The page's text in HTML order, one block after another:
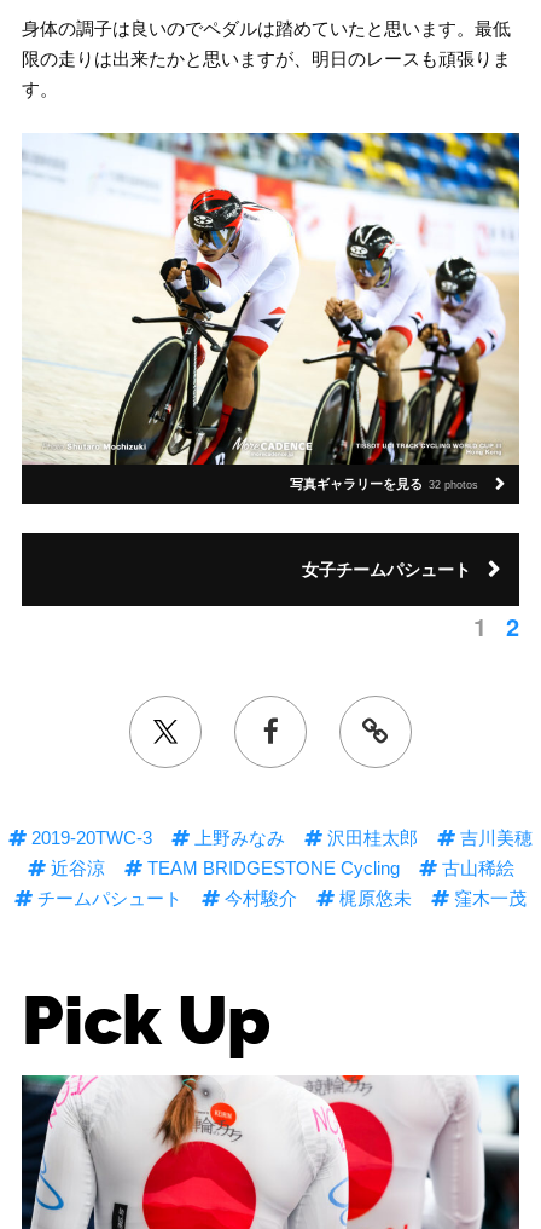
身体の調子は良いのでペダルは踏めていたと思います。最低
限の走りは出来たかと思いますが、明日のレースも頑張りま
す。
写真ギャラリーを見る 32 photos
女子チームパシュート
1 2
2019-20TWC-3 上野みなみ 沢田桂太郎
吉川美穂
近谷涼
TEAM BRIDGESTONE Cycling
古山稀絵
チームパシュート
今村駿介 梶原悠未 窪木一茂
Pick Up